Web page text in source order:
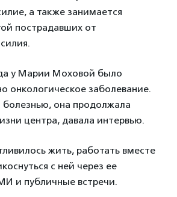
а также занимается
пострадавших от
у Марии Моховой было
онкологическое заболевание.
болезнью, она продолжала
центра, давала интервью.
жить, работать вместе
с ней через ее
и публичные встречи.